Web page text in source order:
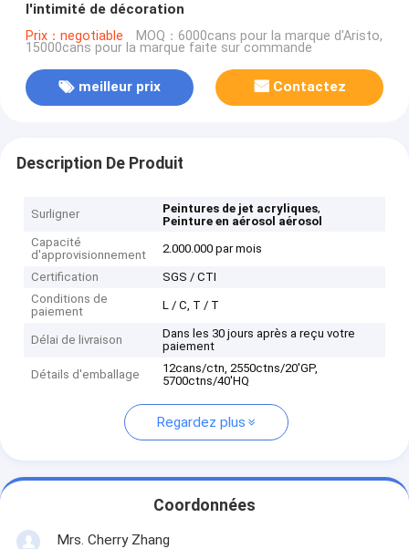
l'intimité de décoration
Prix：negotiable MOQ：6000cans pour la marque d'Aristo,
15000cans pour la marque faite sur commande
meilleur prix Contactez
Description De Produit
Surligner Peintures de jet acryliques,
Peinture en aérosol aérosol
Capacité
d'approvisionnement
2.000.000 par mois
Certification
SGS / CTI
Conditions de
paiement
L / C, T / T
Délai de livraison
Dans les 30 jours après a reçu votre
paiement
Détails d'emballage
12cans/ctn, 2550ctns/20'GP,
5700ctns/40'HQ
Regardez plus
Coordonnées
Mrs. Cherry Zhang